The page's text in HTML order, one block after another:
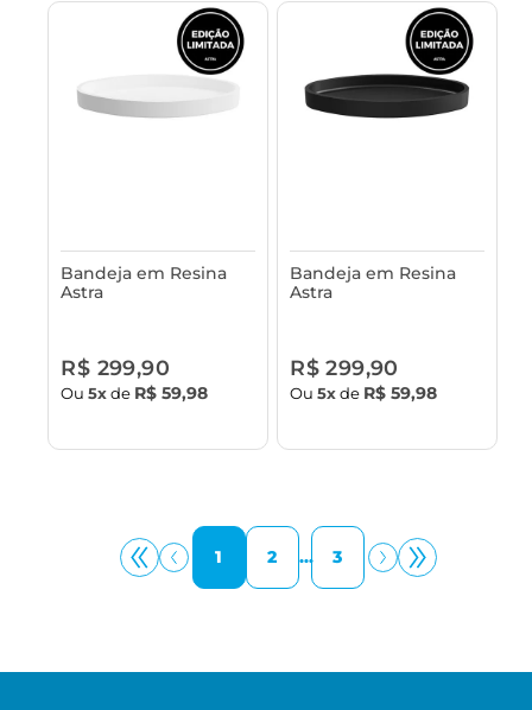
Bandeja em Resina
Astra
R$ 299,90
Ou5xde R$ 59,98
Bandeja em Resina
Astra
R$ 299,90
Ou5xde R$ 59,98
1 2 ... 3